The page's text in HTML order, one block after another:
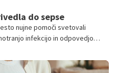
do sepse
nujne pomoči svetovali
infekcijo in odpovedjo